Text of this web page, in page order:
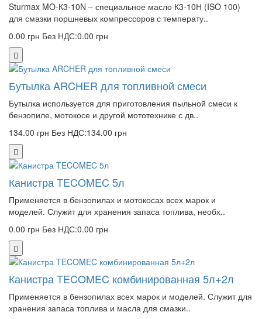
Sturmax MO-К3-10N – специальное масло К3-10Н (ISO 100)
для смазки поршневых компрессоров с температу..
0.00 грн Без НДС:0.00 грн
Бутылка ARCHER для топливной смеси
Бутылка используется для приготовления пыльной смеси к
бензопиле, мотокосе и другой мототехнике с дв..
134.00 грн Без НДС:134.00 грн
Канистра TECOMEC 5л
Применяется в бензопилах и мотокосах всех марок и
моделей. Служит для хранения запаса топлива, необх..
0.00 грн Без НДС:0.00 грн
Канистра TECOMEC комбинированная 5л+2л
Применяется в бензопилах всех марок и моделей. Служит для
хранения запаса топлива и масла для смазки..